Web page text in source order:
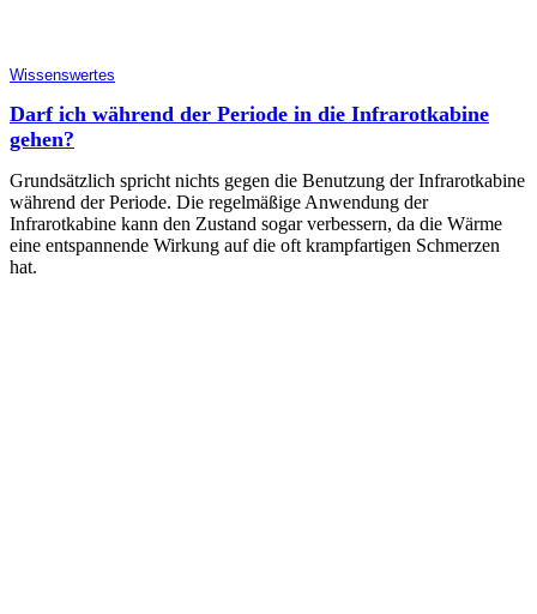
Wissenswertes
Darf ich während der Periode in die Infrarotkabine
gehen?
Grundsätzlich spricht nichts gegen die Benutzung der Infrarotkabine
während der Periode. Die regelmäßige Anwendung der
Infrarotkabine kann den Zustand sogar verbessern, da die Wärme
eine entspannende Wirkung auf die oft krampfartigen Schmerzen
hat.